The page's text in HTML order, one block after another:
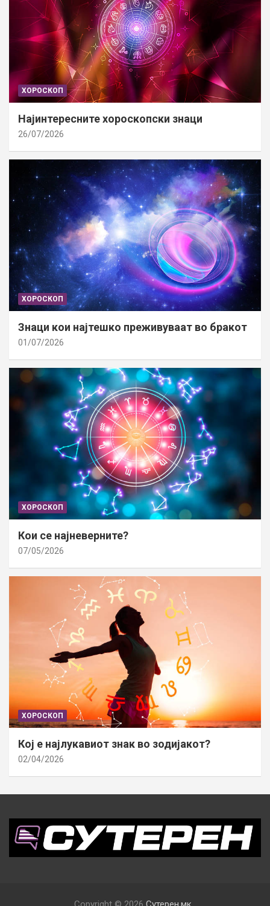
ХОРОСКОП
Најинтересните хороскопски знаци
26/07/2026
ХОРОСКОП
Знаци кои најтешко преживуваат во бракот
01/07/2026
ХОРОСКОП
Кои се најневерните?
07/05/2026
ХОРОСКОП
Кој е најлукавиот знак во зодијакот?
02/04/2026